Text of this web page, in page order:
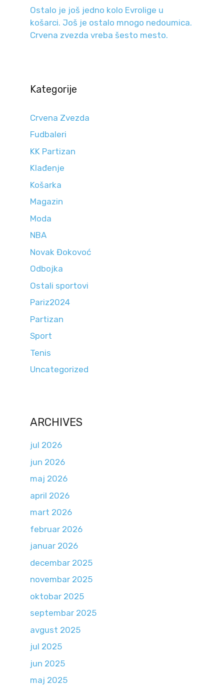
Ostalo je još jedno kolo Evrolige u
košarci. Još je ostalo mnogo nedoumica.
Crvena zvezda vreba šesto mesto.
Kategorije
Crvena Zvezda
Fudbaleri
KK Partizan
Klađenje
Košarka
Magazin
Moda
NBA
Novak Đokovoć
Odbojka
Ostali sportovi
Pariz2024
Partizan
Sport
Tenis
Uncategorized
ARCHIVES
jul 2026
jun 2026
maj 2026
april 2026
mart 2026
februar 2026
januar 2026
decembar 2025
novembar 2025
oktobar 2025
septembar 2025
avgust 2025
jul 2025
jun 2025
maj 2025